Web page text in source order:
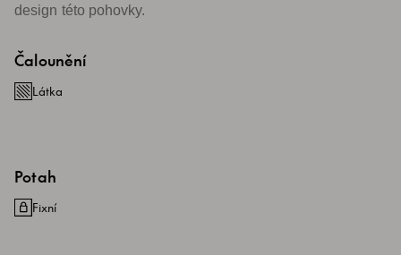
design této pohovky.
Čalounění
Látka
Potah
Fixní